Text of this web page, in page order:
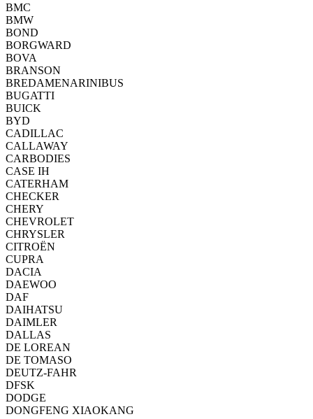
BMC
BMW
BOND
BORGWARD
BOVA
BRANSON
BREDAMENARINIBUS
BUGATTI
BUICK
BYD
CADILLAC
CALLAWAY
CARBODIES
CASE IH
CATERHAM
CHECKER
CHERY
CHEVROLET
CHRYSLER
CITROËN
CUPRA
DACIA
DAEWOO
DAF
DAIHATSU
DAIMLER
DALLAS
DE LOREAN
DE TOMASO
DEUTZ-FAHR
DFSK
DODGE
DONGFENG XIAOKANG